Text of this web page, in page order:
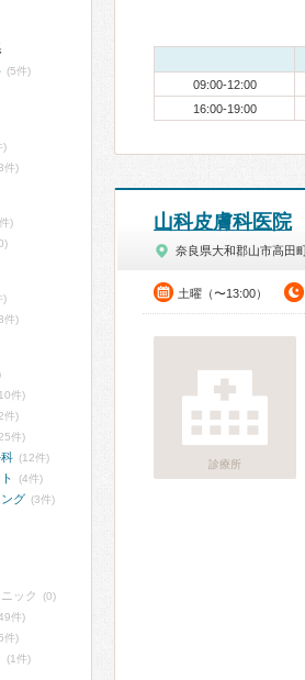
09:00-12:00
16:00-19:00
山科皮膚科医院
奈良県大和郡山市高田
土曜（〜13:00）
診療所
(5件)
)
件)
)
)
件)
件)
件)
件)
(12件)
(4件)
グ (3件)
ック (0)
件)
件)
(1件)